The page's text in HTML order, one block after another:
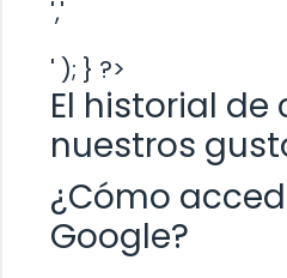
','
' ); } ?>
El historial
nuestros
¿Cómo
Google?